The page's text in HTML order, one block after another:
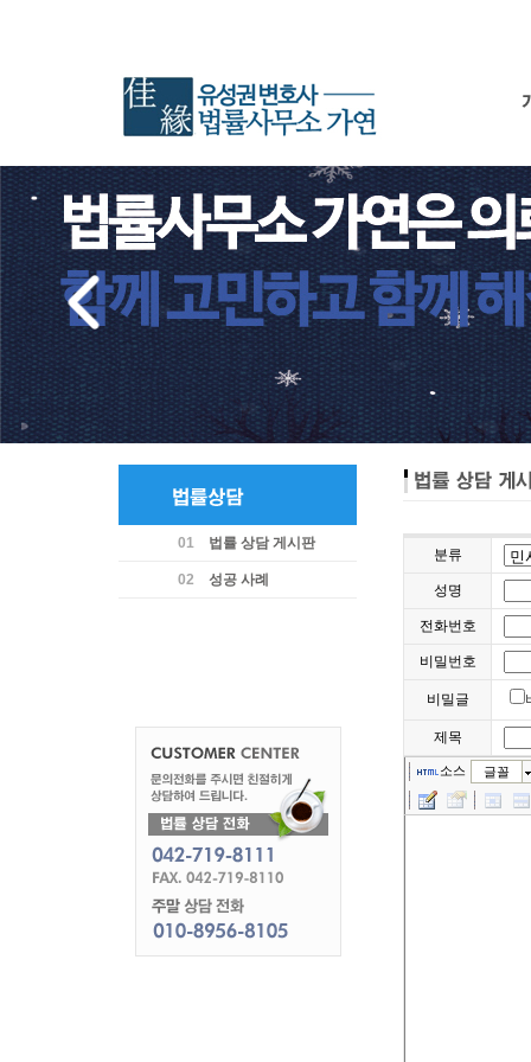
01 법률 상담 게시판
02 성공 사례
분류
성명
전화번호
비밀번호
비밀글
제목
소스 글꼴